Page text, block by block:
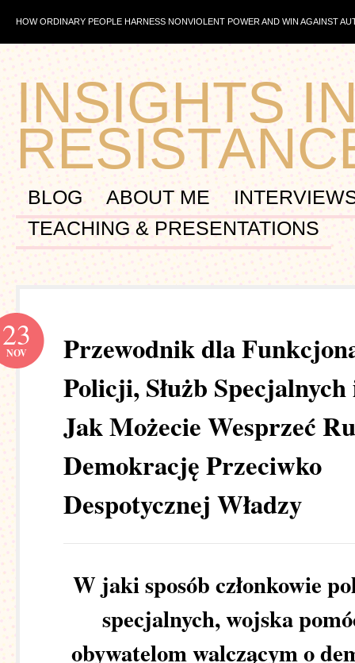
HOW ORDINARY PEOPLE HARNESS NONVIOLENT POWER AND WIN AGAINST
INSIGHTS
BLOG ABOUT ME
TEACHING & PRESENTATIONS
Przewodnik dla
Policji, Służb
Jak Możecie Wesprzeć
Demokrację Przeciwko
Despotycznej Władzy
23
NOV
W jaki sposób członkowie
specjalnych, wojska
obywatelom walczącym o